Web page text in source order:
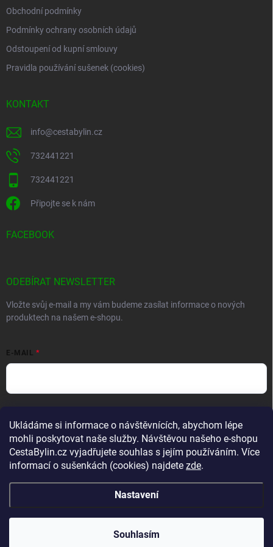
Ukládáme si informace o návštěvnících, abychom lépe
mohli poskytovat naše služby. Návštěvou našeho e-shopu
CestaBylin.cz vyjadřujete souhlas s jejím používáním. Více
informací o sušenkách (cookies) najdete zde.
Nastavení
Souhlasím
Obchodní podmínky
Podmínky ochrany osobních údajů
Odstoupení od kupní smlouvy
Pravidla používání sušenek (cookies)
KONTAKT
info@cestabylin.cz
732441221
732441221
Připojte se k nám
FACEBOOK
ODEBÍRAT NEWSLETTER
Vložte svůj e-mail a my vám budeme zasílat informace o nových
produktech na našem e-shopu.
E-MAIL
Přihlásit se
CestaBylin.cz . Všechna práva vyhrazena.